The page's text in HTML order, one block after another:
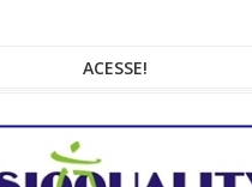
ACESSE!